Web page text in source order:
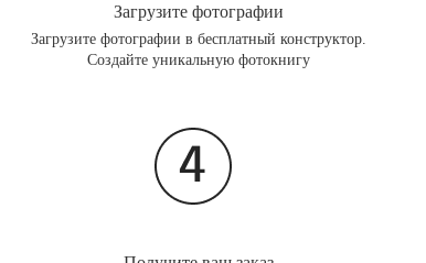
Загрузите фотографии
Загрузите фотографии в бесплатный конструктор.
Создайте уникальную фотокнигу